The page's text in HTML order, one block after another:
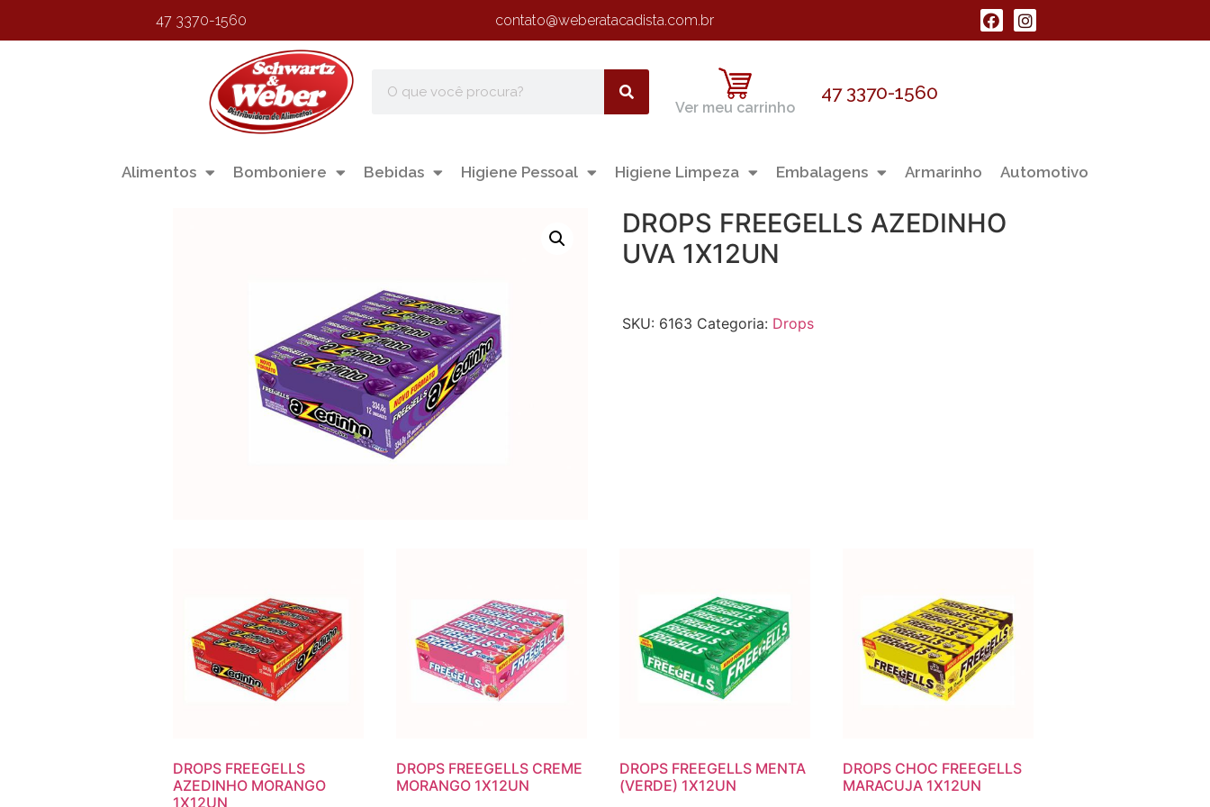
47 3370-1560 contato@weberatacadista.com.br
Ver meu carrinho
47 3370-1560
Alimentos Bomboniere Bebidas Higiene Pessoal Higiene Limpeza Embalagens Armarinho Automotivo
DROPS FREEGELLS AZEDINHO
UVA 1X12UN
SKU: 6163 Categoria: Drops
DROPS FREEGELLS
AZEDINHO MORANGO
1X12UN
DROPS FREEGELLS CREME
MORANGO 1X12UN
DROPS FREEGELLS MENTA
(VERDE) 1X12UN
DROPS CHOC FREEGELLS
MARACUJA 1X12UN